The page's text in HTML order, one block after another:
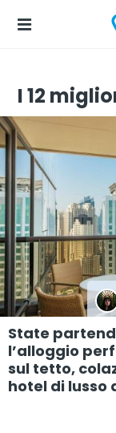
I 12
State
l’alloggio
sul tetto,
hotel di lusso